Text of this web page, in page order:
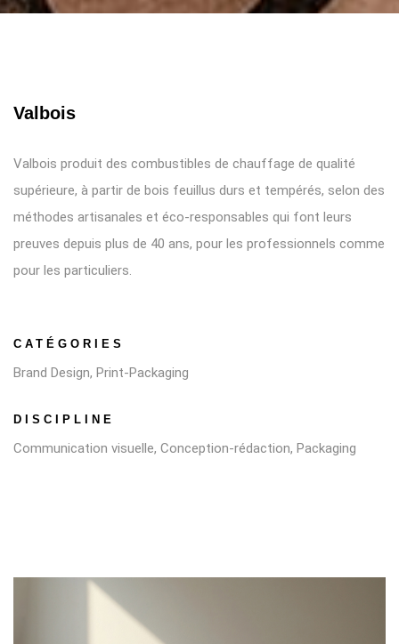
Valbois
Valbois produit des combustibles de chauffage de qualité
supérieure, à partir de bois feuillus durs et tempérés, selon des
méthodes artisanales et éco-responsables qui font leurs
preuves depuis plus de 40 ans, pour les professionnels comme
pour les particuliers.
CATÉGORIES
Brand Design, Print-Packaging
DISCIPLINE
Communication visuelle, Conception-rédaction, Packaging